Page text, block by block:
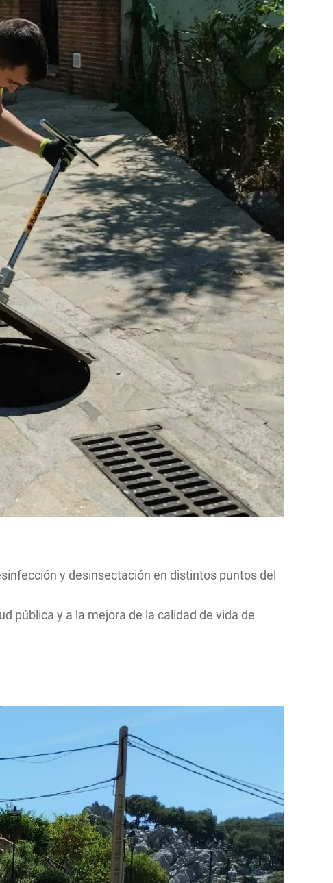
y desinsectación en distintos puntos del
pública y a la mejora de la calidad de vida de